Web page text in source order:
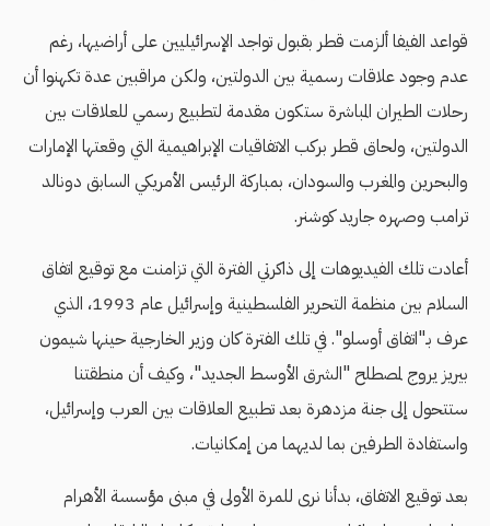
قواعد الفيفا ألزمت قطر بقبول تواجد الإسرائيليين على أراضيها، رغم
عدم وجود علاقات رسمية بين الدولتين، ولكن مراقبين عدة تكهنوا أن
رحلات الطيران المباشرة ستكون مقدمة لتطبيع رسمي للعلاقات بين
الدولتين، ولحاق قطر بركب الاتفاقيات الإبراهيمية التي وقعتها الإمارات
والبحرين والمغرب والسودان، بمباركة الرئيس الأمريكي السابق دونالد
ترامب وصهره جاريد كوشنر.
أعادت تلك الفيديوهات إلى ذاكرتي الفترة التي تزامنت مع توقيع اتفاق
السلام بين منظمة التحرير الفلسطينية وإسرائيل عام 1993، الذي
عرف بـ"اتفاق أوسلو". في تلك الفترة كان وزير الخارجية حينها شيمون
بيريز يروج لمصطلح "الشرق الأوسط الجديد"، وكيف أن منطقتنا
ستتحول إلى جنة مزدهرة بعد تطبيع العلاقات بين العرب وإسرائيل،
واستفادة الطرفين بما لديهما من إمكانيات.
بعد توقيع الاتفاق، بدأنا نرى للمرة الأولى في مبنى مؤسسة الأهرام